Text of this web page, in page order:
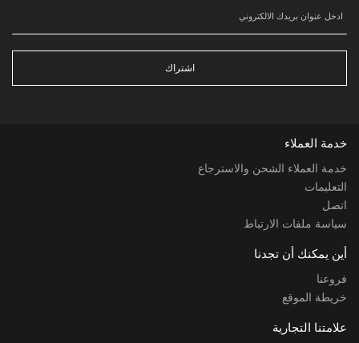
اشتراك
خدمة العملاء
خدمة العملاء الشحن والاسترجاع
التعليمات
اتصل
سياسة ملفات الارتباط
أين يمكنك أن تجدنا
فروعنا
خريطة الموقع
علامتنا التجارية